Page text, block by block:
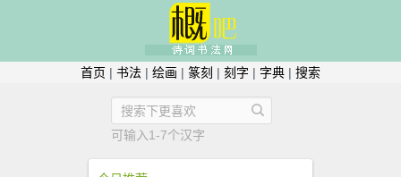
首页 | 书法 | 绘画 | 篆刻 | 刻字 | 字典 | 搜索
可输入1-7个汉字